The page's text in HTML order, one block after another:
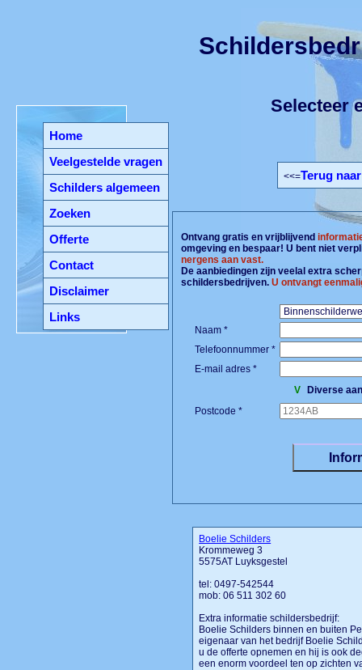
Home
Veelgestelde vragen
Schilders algemeen
Zoeken
Offerte
Contact
Disclaimer
Links
Selecteer
<<=Terug
Ontvang gratis en vrijblijvend
omgeving en bespaar! U bent niet
nergens aan vast.
De aanbiedingen zijn veelal extra
schildersbedrijven.U ontvangt
Naam *
Telefoonnummer *
E-mail adres *
V
Diverse
Postcode *
Boelie Schilders
Krommeweg 3
5575AT Luyksgestel
tel: 0497-542544
mob: 06 511 302 60
Extra informatie schildersbedrijf:
Boelie Schilders binnen en buiten
eigenaar van het bedrijf Boelie
u de offerte opnemen en hij is ook
een enorm voordeel ten op zichten